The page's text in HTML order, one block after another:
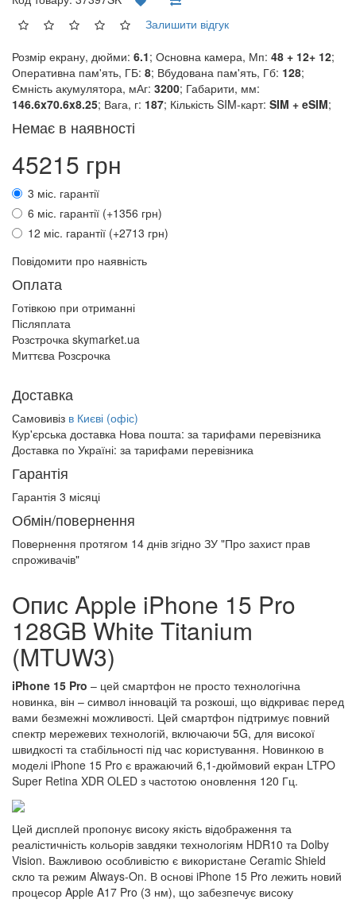
Залишити відгук
Розмір екрану, дюйми: 6.1; Основна камера, Мп: 48 + 12+ 12;
Оперативна пам'ять, ГБ: 8; Вбудована пам'ять, Гб: 128;
Ємність акумулятора, мАг: 3200; Габарити, мм:
146.6x70.6x8.25; Вага, г: 187; Кількість SIM-карт: SIM + eSIM;
Немає в наявності
45215 грн
3 міс. гарантії
6 міс. гарантії (+1356 грн)
12 міс. гарантії (+2713 грн)
Повідомити про наявність
Оплата
Готівкою при отриманні
Післяплата
Розстрочка skymarket.ua
Миттєва Розсрочка
Доставка
Самовивіз в Києві (офіс)
Кур'єрська доставка Нова пошта: за тарифами перевізника
Доставка по Україні: за тарифами перевізника
Гарантія
Гарантія 3 місяці
Обмін/повернення
Повернення протягом 14 днів згідно ЗУ "Про захист прав
спроживачів"
Опис Apple iPhone 15 Pro
128GB White Titanium
(MTUW3)
iPhone 15 Pro – цей смартфон не просто технологічна
новинка, він – символ інновацій та розкоші, що відкриває перед
вами безмежні можливості. Цей смартфон підтримує повний
спектр мережевих технологій, включаючи 5G, для високої
швидкості та стабільності під час користування. Новинкою в
моделі iPhone 15 Pro є вражаючий 6,1-дюймовий екран LTPO
Super Retina XDR OLED з частотою оновлення 120 Гц.
Цей дисплей пропонує високу якість відображення та
реалістичність кольорів завдяки технологіям HDR10 та Dolby
Vision. Важливою особливістю є використане Ceramic Shield
скло та режим Always-On. В основі iPhone 15 Pro лежить новий
процесор Apple A17 Pro (3 нм), що забезпечує високу